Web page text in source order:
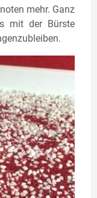
mehr. Ganz
mit der Bürste